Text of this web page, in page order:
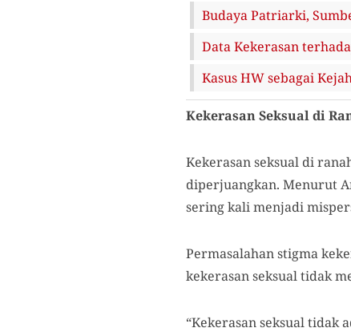
Budaya Patriarki,
Data Kekerasan
Kasus HW sebagai
Kekerasan Seksual di
Kekerasan seksual di
diperjuangkan. Menurut
sering kali menjadi
Permasalahan stigma
kekerasan seksual tidak
“Kekerasan seksual tidak